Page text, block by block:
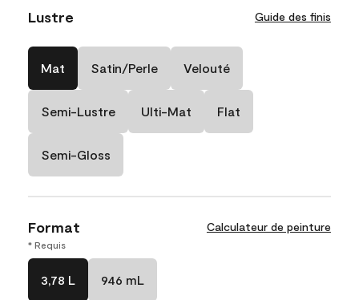
Lustre Guide des finis
Mat Satin/Perle Velouté
Semi-Lustre Ulti-Mat Flat
Semi-Gloss
Format Calculateur de peinture
* Requis
3,78 L 946 mL